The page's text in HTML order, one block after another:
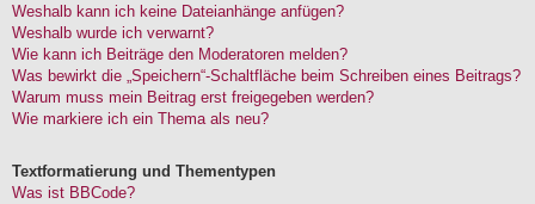
Weshalb kann ich keine Dateianhänge anfügen?
Weshalb wurde ich verwarnt?
Wie kann ich Beiträge den Moderatoren melden?
Was bewirkt die „Speichern“-Schaltfläche beim Schreiben eines Beitrags?
Warum muss mein Beitrag erst freigegeben werden?
Wie markiere ich ein Thema als neu?
Textformatierung und Thementypen
Was ist BBCode?